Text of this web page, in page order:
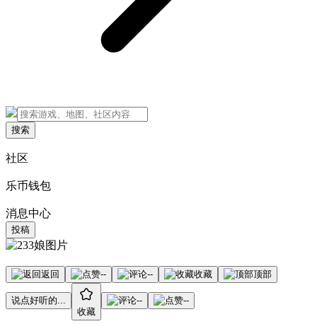
搜索
社区
乐币钱包
消息中心
投稿
返回 -- -- 收藏 顶部
说点好听的...
收藏
-- --